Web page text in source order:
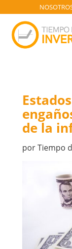
de la
porTiempo